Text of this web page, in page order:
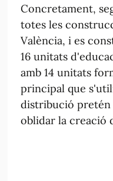
Concretament,
totes les
València, i es
16 unitats
amb 14 unitats
principal que
distribució pretén
oblidar la creació